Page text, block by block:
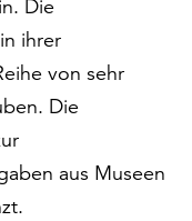
Die
ihrer
von sehr
Die
aus Museen